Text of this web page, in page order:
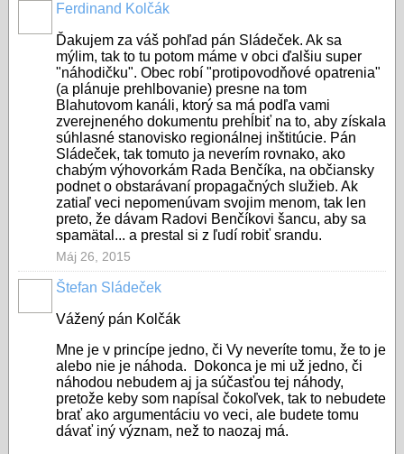
Ferdinand Kolčák
Ďakujem za váš pohľad pán Sládeček. Ak sa
mýlim, tak to tu potom máme v obci ďalšiu super
"náhodičku". Obec robí "protipovodňové opatrenia"
(a plánuje prehlbovanie) presne na tom
Blahutovom kanáli, ktorý sa má podľa vami
zverejneného dokumentu prehĺbiť na to, aby získala
súhlasné stanovisko regionálnej inštitúcie. Pán
Sládeček, tak tomuto ja neverím rovnako, ako
chabým výhovorkám Rada Benčíka, na občiansky
podnet o obstarávaní propagačných služieb. Ak
zatiaľ veci nepomenúvam svojim menom, tak len
preto, že dávam Radovi Benčíkovi šancu, aby sa
spamätal... a prestal si z ľudí robiť srandu.
Máj 26, 2015
Štefan Sládeček
Vážený pán Kolčák
Mne je v princípe jedno, či Vy neveríte tomu, že to je
alebo nie je náhoda. Dokonca je mi už jedno, či
náhodou nebudem aj ja súčasťou tej náhody,
pretože keby som napísal čokoľvek, tak to nebudete
brať ako argumentáciu vo veci, ale budete tomu
dávať iný význam, než to naozaj má.